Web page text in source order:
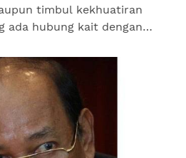
timbul kekhuatiran
ada hubung kait dengan